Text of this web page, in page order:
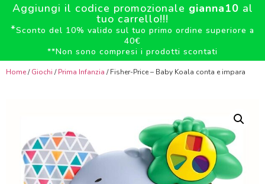
Aggiungi il codice promozionale gianna10 al
tuo carrello!!!
*Sconto del 10% valido sul tuo primo ordine superiore a
40€
**Non sono compresi i prodotti scontati
Home/Giochi /Prima Infanzia / Fisher-Price – Baby Koala conta e impara